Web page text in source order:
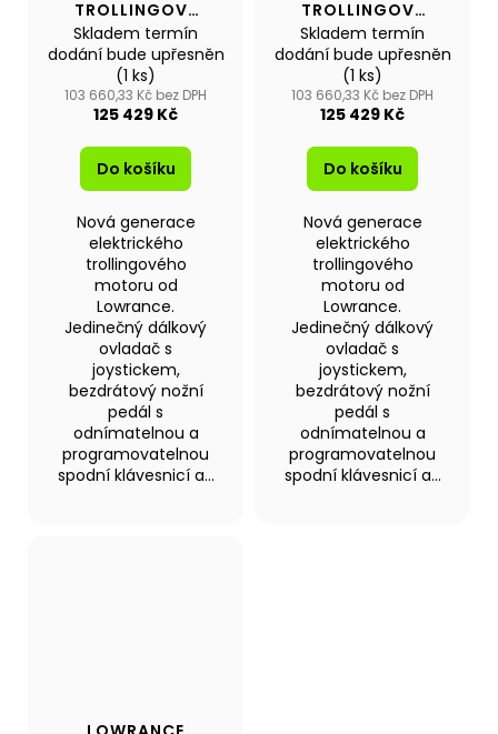
TROLLINGOVÝ
MOTOR RECON
60"SW
Skladem termín
dodání bude upřesněn
(1 ks)
103 660,33 Kč bez DPH
125 429 Kč
Do košíku
Nová generace
elektrického
trollingového
motoru od
Lowrance.
Jedinečný dálkový
ovladač s
joystickem,
bezdrátový nožní
pedál s
odnímatelnou a
programovatelnou
spodní klávesnicí a...
TROLLINGOVÝ
MOTOR RECON
72"FW
Skladem termín
dodání bude upřesněn
(1 ks)
103 660,33 Kč bez DPH
125 429 Kč
Do košíku
Nová generace
elektrického
trollingového
motoru od
Lowrance.
Jedinečný dálkový
ovladač s
joystickem,
bezdrátový nožní
pedál s
odnímatelnou a
programovatelnou
spodní klávesnicí a...